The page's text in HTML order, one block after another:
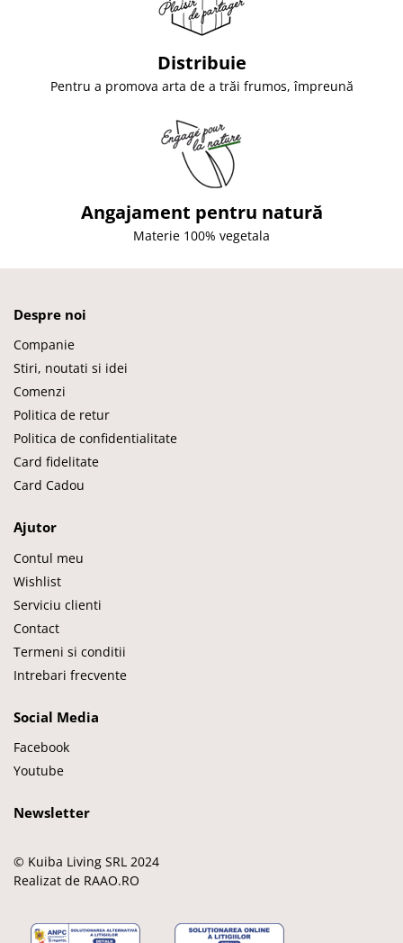
Distribuie
Pentru a promova arta de a trăi frumos, împreună
Angajament pentru natură
Materie 100% vegetala
Despre noi
Companie
Stiri, noutati si idei
Comenzi
Politica de retur
Politica de confidentialitate
Card fidelitate
Card Cadou
Ajutor
Contul meu
Wishlist
Serviciu clienti
Contact
Termeni si conditii
Intrebari frecvente
Social Media
Facebook
Youtube
Newsletter
© Kuiba Living SRL 2024
Realizat de RAAO.RO